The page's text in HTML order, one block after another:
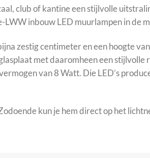
club of kantine een stijlvolle
inbouw LED muurlampen in de
zestig centimeter en een hoogte
met daaromheen een
van 8 Watt. Die LED’s
kun je hem direct op het